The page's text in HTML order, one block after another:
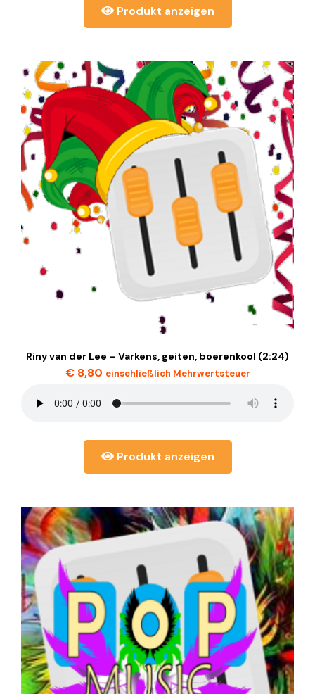
Produkt anzeigen
Riny van der Lee – Varkens, geiten, boerenkool (2:24)
€8,80 einschließlich Mehrwertsteuer
Produkt anzeigen